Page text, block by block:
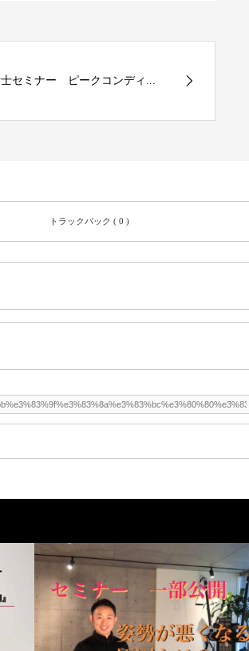
セミナー ピークコンディ...
トラックバック ( 0 )